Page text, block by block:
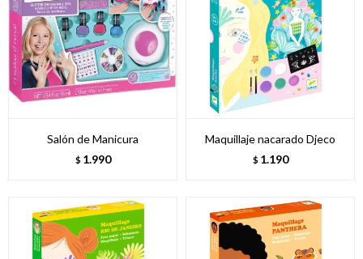
Salón de Manicura
$ 1.990
Maquillaje nacarado Djeco
$ 1.190